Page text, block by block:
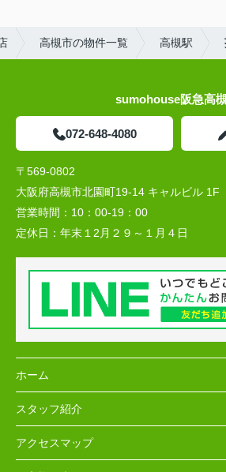
高槻市の物件一覧 高槻駅
sumohouse阪急高
072-648-4080
〒569-0802
大阪府高槻市北園町19-14 キャルビル 1F
営業時間： 10：00-19：00
定休日： 年末１2月２９～１月４日
ホーム
スタッフ紹介
アクセスマップ